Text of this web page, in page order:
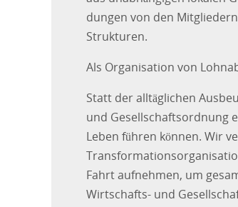
dungen von den
Strukturen.
Als Organisation von
Statt der alltäglichen
und Gesellschaftsordnung
Leben führen können. Wir
Fahrt aufnehmen, um
Wirtschafts- und